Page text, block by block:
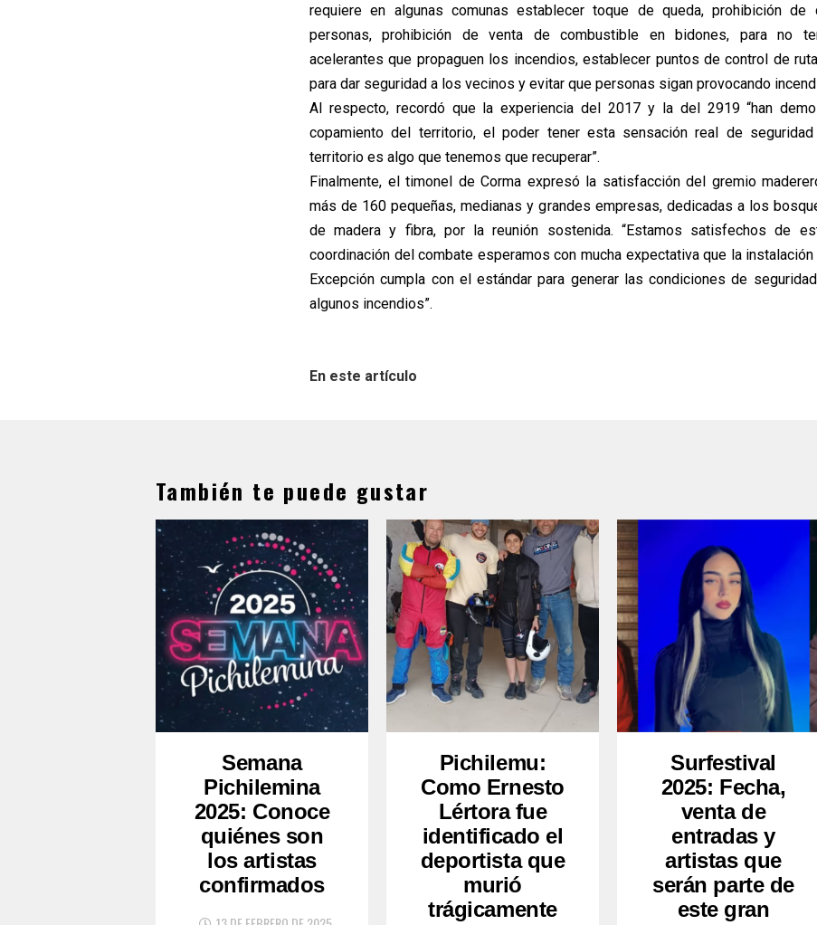
requiere en algunas comunas establecer toque de queda, prohibición de
personas, prohibición de venta de combustible en bidones, para no
acelerantes que propaguen los incendios, establecer puntos de control de
para dar seguridad a los vecinos y evitar que personas sigan provocando
Al respecto, recordó que la experiencia del 2017 y la del 2919 “han
copamiento del territorio, el poder tener esta sensación real de
territorio es algo que tenemos que recuperar”.
Finalmente, el timonel de Corma expresó la satisfacción del gremio
más de 160 pequeñas, medianas y grandes empresas, dedicadas a los
de madera y fibra, por la reunión sostenida. “Estamos satisfechos de
coordinación del combate esperamos con mucha expectativa que la
Excepción cumpla con el estándar para generar las condiciones de
algunos incendios”.
En este artículo
También te puede gustar
Semana
Pichilemina
2025: Conoce
quiénes son
los artistas
confirmados
Pichilemu:
Como Ernesto
Lértora fue
identificado el
deportista que
murió
trágicamente
Surfestival
2025: Fecha,
venta de
entradas y
artistas que
serán parte de
este gran